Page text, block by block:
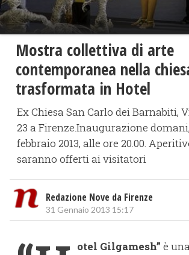
Mostra collettiva di arte
contemporanea nella
trasformata in Hotel
Ex Chiesa San Carlo dei Barnabiti,
23 a Firenze.Inaugurazione
febbraio 2013, alle ore 20.00.
saranno offerti ai visitatori
Redazione Nove da Firenze
31 Gennaio 2013 15:17
otel Gilgamesh” è